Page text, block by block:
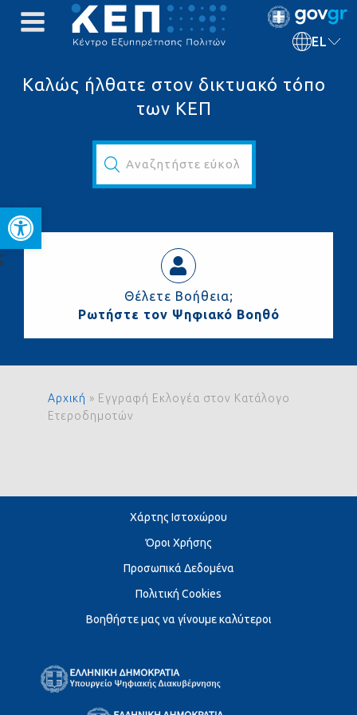
Ανοίξτε τη γραμμή
EL
Καλώς ήλθατε στον δικτυακό τόπο
των ΚΕΠ
Αναζητήστε εύκολα και γρήγορα...
Θέλετε Βοήθεια;
Ρωτήστε τον Ψηφιακό Βοηθό
Αρχική » Εγγραφή Εκλογέα στον Κατάλογο
Ετεροδημοτών
Χάρτης Ιστοχώρου
Όροι Χρήσης
Προσωπικά Δεδομένα
Πολιτική Cookies
Βοηθήστε μας να γίνουμε καλύτεροι